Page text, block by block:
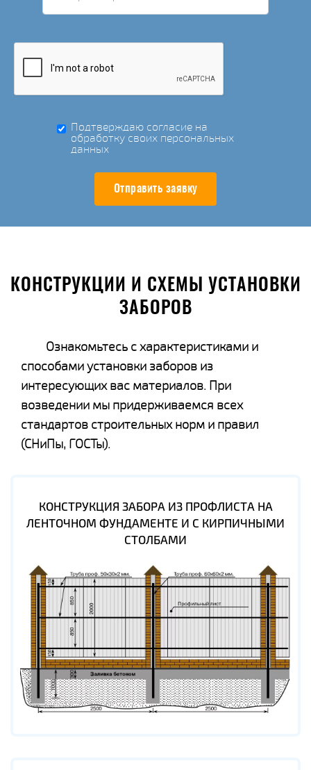
Подтверждаю согласие на
обработку своих персональных
данных
Отправить заявку
КОНСТРУКЦИИ И СХЕМЫ УСТАНОВКИ
ЗАБОРОВ
Ознакомьтесь с характеристиками и
способами установки заборов из
интересующих вас материалов. При
возведении мы придерживаемся всех
стандартов строительных норм и правил
(СНиПы, ГОСТы).
КОНСТРУКЦИЯ ЗАБОРА ИЗ ПРОФЛИСТА НА
ЛЕНТОЧНОМ ФУНДАМЕНТЕ И С КИРПИЧНЫМИ
СТОЛБАМИ